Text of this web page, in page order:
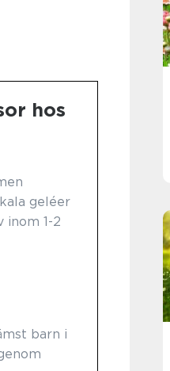
hos
geléer
inom 1-2
barn i